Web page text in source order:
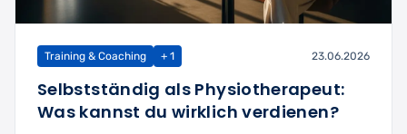
Training & Coaching + 1 23.06.2026
Selbstständig als Physiotherapeut:
Was kannst du wirklich verdienen?